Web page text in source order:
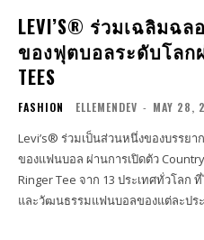
LEVI’S® ร่วมเฉลิมฉลอ
ของฟุตบอลระดับโลกผ่า
TEES
FASHION ELLEMENDEV - MAY 28,
Levi’s® ร่วมเป็นส่วนหนึ่งของบรรย
ของแฟนบอล ผ่านการเปิดตัว
Ringer Tee จาก 13 ประเทศทั่วโลก
และวัฒนธรรมแฟนบอลของแต่ละปร